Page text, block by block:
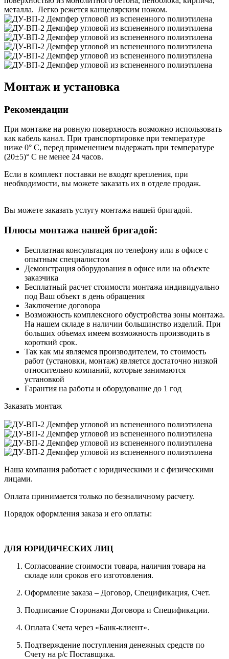
металла. Легко режется канцелярским ножом.
Монтаж и установка
Рекомендации
При монтаже на ровную поверхность возможно использовать
как кабель канал. При транспортировке при температуре
ниже 0° С, перед применением выдержать при температуре
(20±5)° С не менее 24 часов.
Если в комплект поставки не входят крепления, при
необходимости, вы можете заказать их в отделе продаж.
Вы можете заказать услугу монтажа нашей бригадой.
Плюсы монтажа нашей бригадой:
Бесплатная консультация по телефону или в офисе с
опытным специалистом
Демонстрация оборудования в офисе или на объекте
заказчика
Бесплатный расчет стоимости монтажа индивидуально
под Ваш объект в день обращения
Заключение договора
Возможность комплексного обустройства зоны монтажа.
На нашем складе в наличии большинство изделий. При
больших объемах имеем возможность производить в
короткий срок.
Так как мы являемся производителем, то стоимость
работ (установки, монтаж) является достаточно низкой
относительно компаний, которые занимаются
установкой
Гарантия на работы и оборудование до 1 год
Заказать монтаж
Наша компания работает с юридическими и с физическими
лицами.
Оплата принимается только по безналичному расчету.
Порядок оформления заказа и его оплаты:
ДЛЯ ЮРИДИЧЕСКИХ ЛИЦ
Согласование стоимости товара, наличия товара на
складе или сроков его изготовления.
Оформление заказа – Договор, Спецификация, Счет.
Подписание Сторонами Договора и Спецификации.
Оплата Счета через «Банк-клиент».
Подтверждение поступления денежных средств по
Счету на р/с Поставщика.